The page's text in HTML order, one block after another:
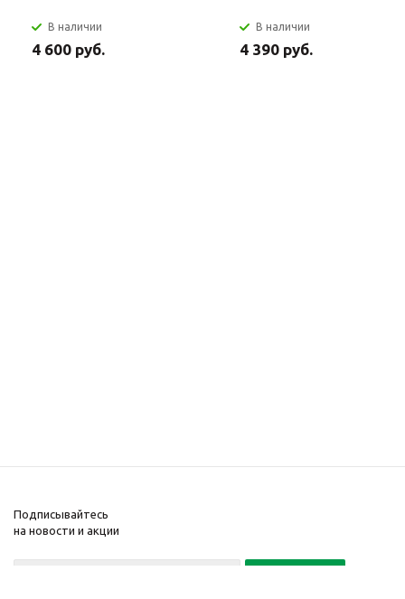
В наличии
4 600 руб.
В наличии
4 390 руб.
Подписывайтесь
на новости и акции